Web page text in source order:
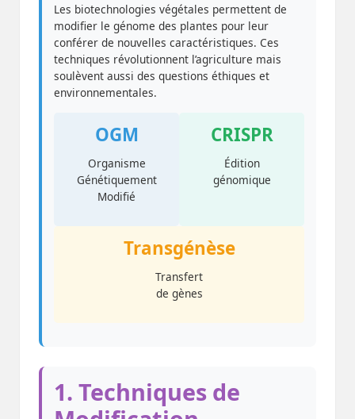
Les biotechnologies végétales permettent de
modifier le génome des plantes pour leur
conférer de nouvelles caractéristiques. Ces
techniques révolutionnent l’agriculture mais
soulèvent aussi des questions éthiques et
environnementales.
OGM
Organisme
Génétiquement
Modifié
CRISPR
Édition
génomique
Transgénèse
Transfert
de gènes
1. Techniques de